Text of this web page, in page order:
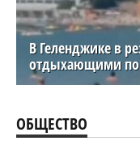
В Геленджике в
отдыхающими
ОБЩЕСТВО